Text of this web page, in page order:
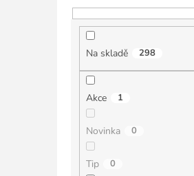
Na skladě 298
Akce 1
Novinka 0
Tip 0